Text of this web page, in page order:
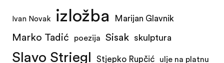
Ivan Novak izložba Marijan Glavnik
Marko Tadić poezija Sisak skulptura
Slavo Striegl Stjepko Rupčić ulje na platnu